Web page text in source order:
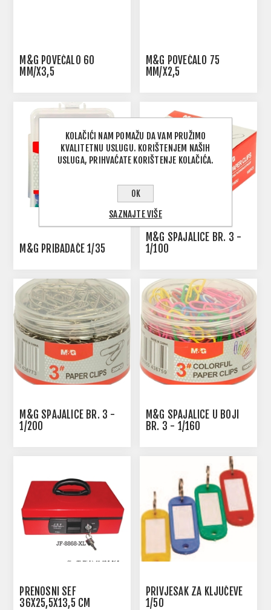
M&G POVEĆALO 60
MM/X3,5
M&G POVEĆALO 75
MM/X2,5
M&G PRIBADAČE 1/35
M&G SPAJALICE BR. 3 -
1/100
M&G SPAJALICE BR. 3 -
1/200
M&G SPAJALICE U BOJI
BR. 3 - 1/160
PRENOSNI SEF
36X25,5X13,5 CM
PRIVJESAK ZA KLJUČEVE
1/50
KOLAČIĆI NAM POMAŽU DA VAM PRUŽIMO
KVALITETNU USLUGU. KORIŠTENJEM NAŠIH
USLUGA, PRIHVAĆATE KORIŠTENJE KOLAČIĆA.
OK
SAZNAJTE VIŠE